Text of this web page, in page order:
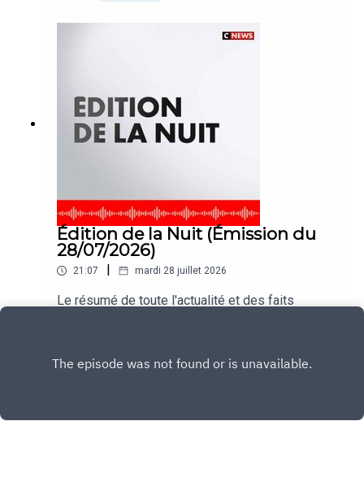
Édition de la Nuit (Émission du
28/07/2026)
21:07 mardi 28 juillet 2026
Le résumé de toute l'actualité et des faits